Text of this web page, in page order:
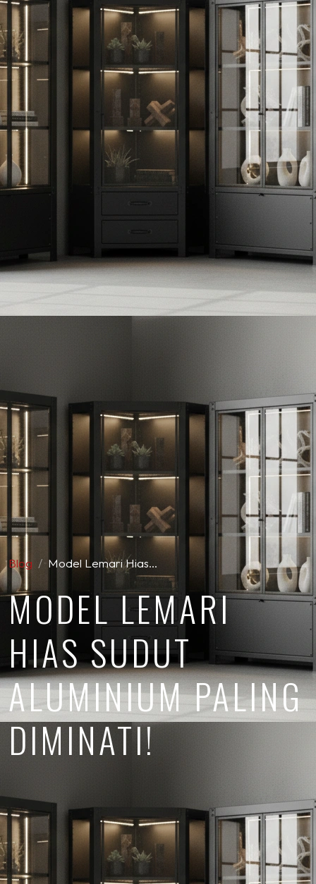
Blog Model Lemari Hias…
MODEL LEMARI
HIAS SUDUT
ALUMINIUM PALING
DIMINATI!